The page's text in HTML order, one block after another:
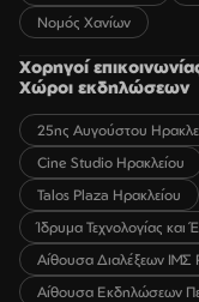
Νομός Χανίων
Χορηγοί
Χώροι εκδηλώσεων
25ης Αυγούστου
Cine Studio Ηρακλείου
Talos Plaza Ηρακλείου
Ίδρυμα Τεχνολογίας και
Αίθουσα Διαλέξεων ΙΜΣ
Αίθουσα Εκδηλώσεων